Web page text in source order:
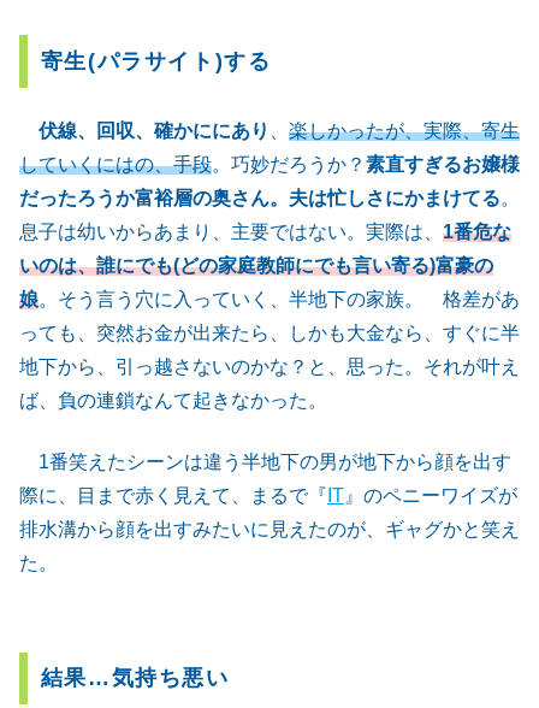
寄生(パラサイト)する
伏線、回収、確かににあり
楽しかったが、実際、寄生
していくにはの、手段。巧妙だろうか？ 素直すぎるお嬢様
だったろうか富裕層の奥さん。夫は忙しさにかまけてる。
息子は幼いからあまり、主要ではない。実際は、 1番危な
いのは、誰にでも(どの家庭教師にでも言い寄る)富豪の
娘。そう言う穴に入っていく、半地下の家族。 格差があ
っても、突然お金が出来たら、しかも大金なら、すぐに半
地下から、引っ越さないのかな？と、思った。それが叶え
ば、負の連鎖なんて起きなかった。
1番笑えたシーンは違う半地下の男が地下から顔を出す
際に、目まで赤く見えて、まるで『 IT 』のペニーワイズが
排水溝から顔を出すみたいに見えたのが、ギャグかと笑え
た。
結果…気持ち悪い